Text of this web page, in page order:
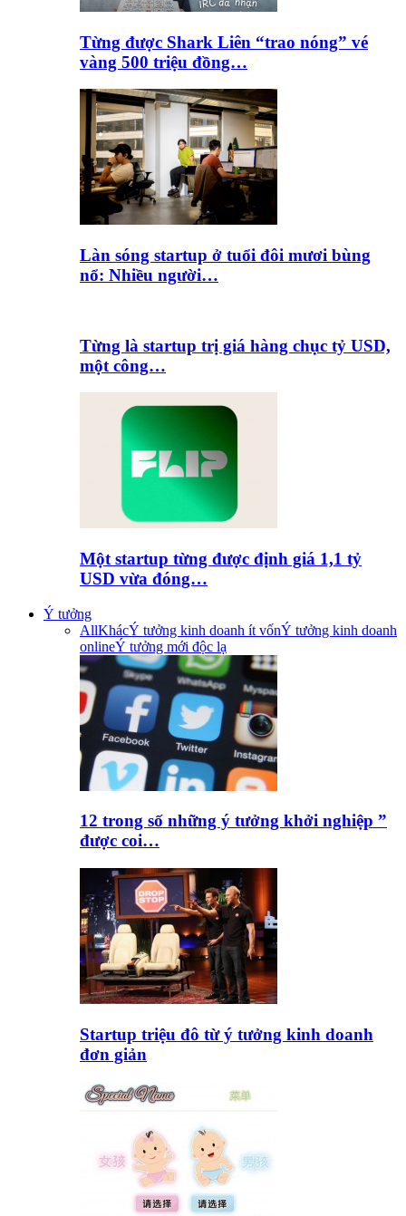
Từng được Shark Liên “trao nóng” vé
vàng 500 triệu đồng…
Làn sóng startup ở tuổi đôi mươi bùng
nổ: Nhiều người…
Từng là startup trị giá hàng chục tỷ USD,
một công…
Một startup từng được định giá 1,1 tỷ
USD vừa đóng…
Ý tưởng
AllKhácÝ tưởng kinh doanh ít vốnÝ tưởng kinh doanh
onlineÝ tưởng mới độc lạ
12 trong số những ý tưởng khởi nghiệp ”
được coi…
Startup triệu đô từ ý tưởng kinh doanh
đơn giản